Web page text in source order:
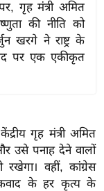
गृह मंत्री अमित
की नीति को
खरगे ने राष्ट्र के
पर एक एकीकृत
गृह मंत्री अमित
उसे पनाह देने वालों
वहीं, कांग्रेस
के हर कृत्य के